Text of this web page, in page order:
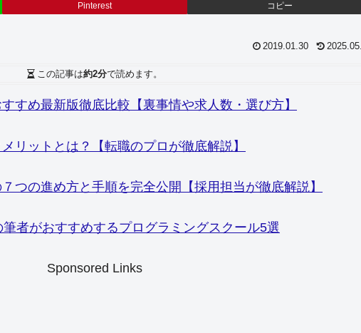
Pinterest コピー
2019.01.30
この記事は約2分で読めます。
すめ最新版徹底比較【裏事情や求人数・選び方】
リットとは？【転職のプロが徹底解説】
つの進め方と手順を完全公開【採用担当が徹底解説】
筆者がおすすめするプログラミングスクール5選
Sponsored Links